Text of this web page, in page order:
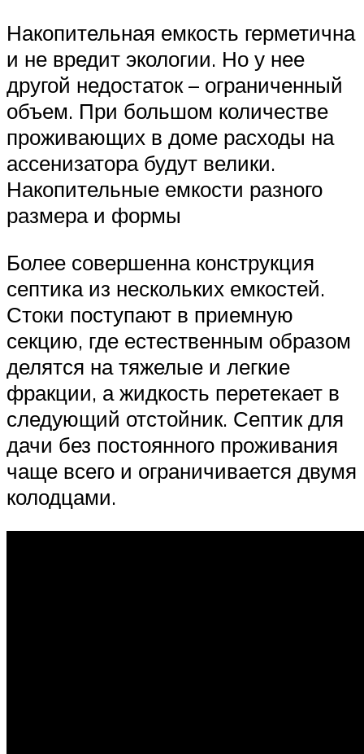
Накопительная емкость герметична
и не вредит экологии. Но у нее
другой недостаток – ограниченный
объем. При большом количестве
проживающих в доме расходы на
ассенизатора будут велики.
Накопительные емкости разного
размера и формы
Более совершенна конструкция
септика из нескольких емкостей.
Стоки поступают в приемную
секцию, где естественным образом
делятся на тяжелые и легкие
фракции, а жидкость перетекает в
следующий отстойник. Септик для
дачи без постоянного проживания
чаще всего и ограничивается двумя
колодцами.